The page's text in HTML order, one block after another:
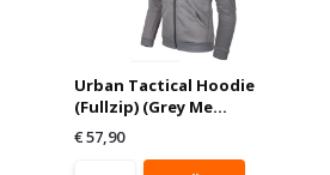
Urban Tactical Hoodie
(Fullzip) (Grey Me...
€ 57,90